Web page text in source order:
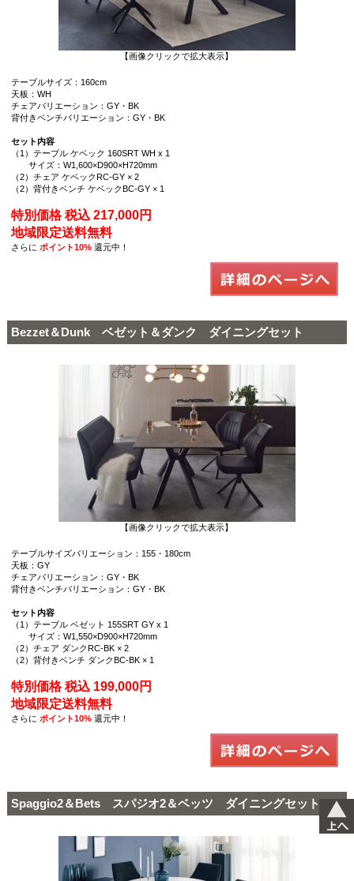
【画像クリックで拡大表示】
テーブルサイズ：160cm
天板：WH
チェアバリエーション：GY・BK
背付きベンチバリエーション：GY・BK
セット内容
（1）テーブル ケベック 160SRT WH x 1
サイズ：W1,600×D900×H720mm
（2）チェア ケベックRC-GY × 2
（2）背付きベンチ ケベックBC-GY × 1
特別価格 税込 217,000円
地域限定送料無料
さらに ポイント10%還元中！
Bezzet＆Dunk ベゼット＆ダンク ダイニングセット
【画像クリックで拡大表示】
テーブルサイズバリエーション：155・180cm
天板：GY
チェアバリエーション：GY・BK
背付きベンチバリエーション：GY・BK
セット内容
（1）テーブル ベゼット 155SRT GY x 1
サイズ：W1,550×D900×H720mm
（2）チェア ダンクRC-BK × 2
（2）背付きベンチ ダンクBC-BK × 1
特別価格 税込 199,000円
地域限定送料無料
さらに ポイント10%還元中！
Spaggio2＆Bets スパジオ2＆ベッツ ダイニングセット